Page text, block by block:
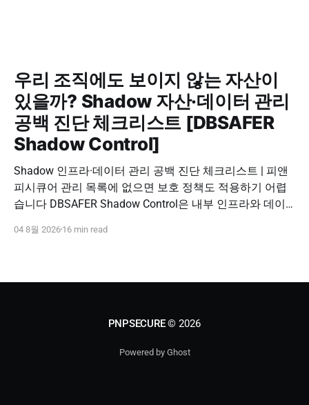
우리 조직에도 보이지 않는 자산이
있을까? Shadow 자산·데이터 관리
공백 진단 체크리스트 [DBSAFER
Shadow Control]
Shadow 인프라·데이터 관리 공백 진단 체크리스트 | 피앤
피시큐어 관리 목록에 없으면 보호 정책도 적용하기 어렵
습니다 DBSAFER Shadow Control은 내부 인프라와 데이
나의 보안 운영 흐름으로 제공합니다. DBSAFER Shadow
04 8월 2026 16 min read
PNPSECURE© 2026
Powered by Ghost